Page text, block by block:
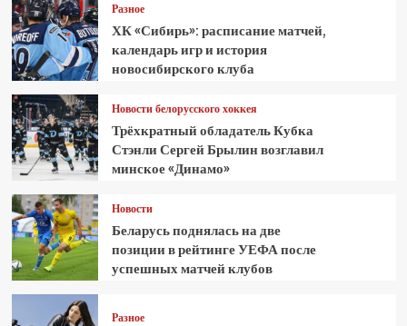
Разное
ХК «Сибирь»: расписание матчей,
календарь игр и история
новосибирского клуба
Новости белорусского хоккея
Трёхкратный обладатель Кубка
Стэнли Сергей Брылин возглавил
минское «Динамо»
Новости
Беларусь поднялась на две
позиции в рейтинге УЕФА после
успешных матчей клубов
Разное